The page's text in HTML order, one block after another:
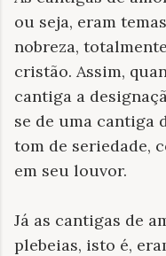
ou seja, eram
nobreza,
cristão. Assim,
cantiga a
se de uma cantiga
tom de seriedade,
em seu louvor.
Já as cantigas de
plebeias, isto é,